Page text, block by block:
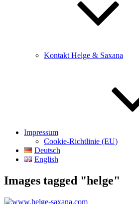
Kontakt Helge & Saxana
Impressum
Cookie-Richtlinie (EU)
Deutsch
English
Images tagged "helge"